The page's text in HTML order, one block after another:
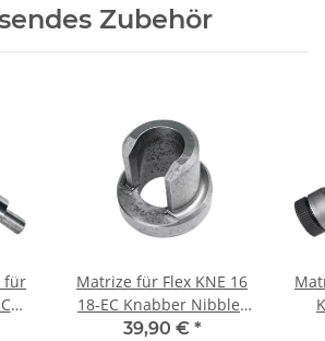
Zubehör
für
Matrize für Flex KNE 16
18-EC Knabber Nibbler
(532.161)
39,90 € *